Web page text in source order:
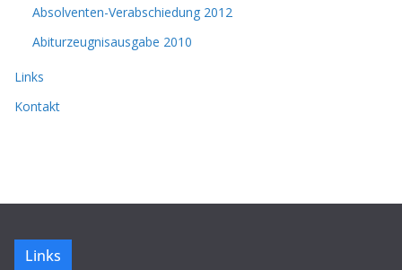
Absolventen-Verabschiedung 2012
Abiturzeugnisausgabe 2010
Links
Kontakt
Links